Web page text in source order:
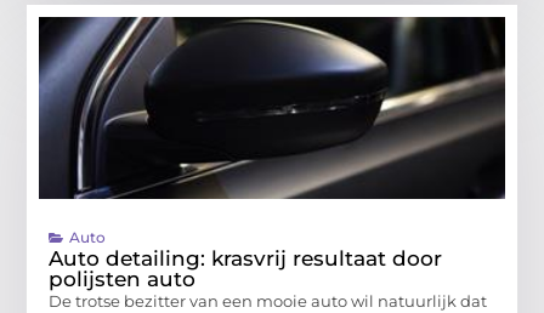
Auto
Auto detailing: krasvrij resultaat door
polijsten auto
De trotse bezitter van een mooie auto wil natuurlijk dat